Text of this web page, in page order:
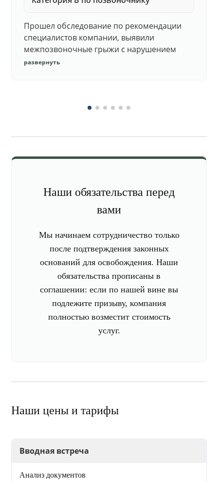
Прошел обследование по рекомендации
специалистов компании, выявили
межпозвоночные грыжи с нарушением
функций. Юристы подготовили документы,
развернуть
Наши обязательства перед
вами
Мы начинаем сотрудничество только
после подтверждения законных
оснований для освобождения. Наши
обязательства прописаны в
соглашении: если по нашей вине вы
подлежите призыву, компания
полностью возместит стоимость
услуг.
Наши цены и тарифы
Вводная встреча
Анализ документов